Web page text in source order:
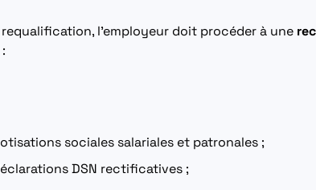
requalification, l’employeur doit procéder à une
sociales salariales et patronales ;
DSN rectificatives ;